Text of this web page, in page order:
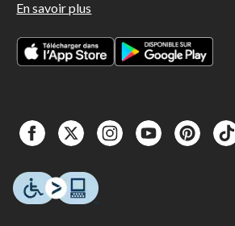
En savoir plus